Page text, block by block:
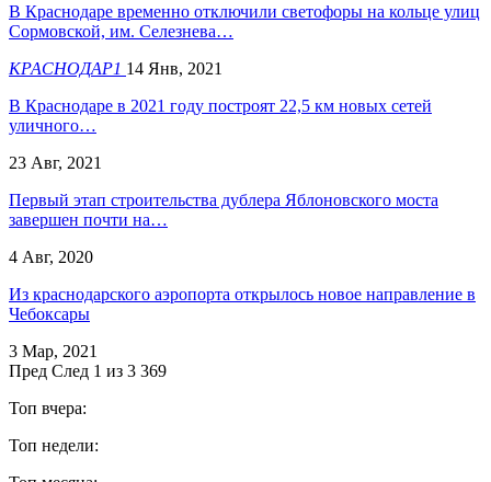
В Краснодаре временно отключили светофоры на кольце улиц
Сормовской, им. Селезнева…
КРАСНОДАР1 14 Янв, 2021
В Краснодаре в 2021 году построят 22,5 км новых сетей
уличного…
23 Авг, 2021
Первый этап строительства дублера Яблоновского моста
завершен почти на…
4 Авг, 2020
Из краснодарского аэропорта открылось новое направление в
Чебоксары
3 Мар, 2021
Пред След 1 из 3 369
Топ вчера:
Топ недели: